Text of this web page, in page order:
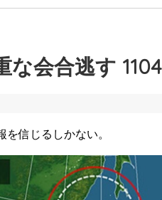
な会合逃す 1104
信じるしかない。